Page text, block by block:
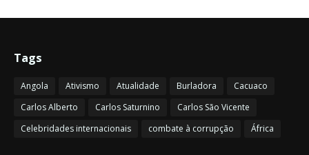
Tags
Angola Ativismo Atualidade Burladora
Cacuaco
Carlos Alberto
Carlos Saturnino
Carlos São Vicente
Celebridades internacionais
combate à corrupção África